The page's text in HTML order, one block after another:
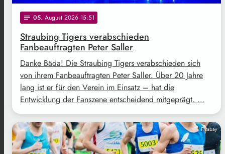
notes 05. August 2026 15:51
Straubing Tigers verabschieden
Fanbeauftragten Peter Saller
Danke Bäda! Die Straubing Tigers verabschieden sich
von ihrem Fanbeauftragten Peter Saller. Über 20 Jahre
lang ist er für den Verein im Einsatz – hat die
Entwicklung der Fanszene entscheidend mitgeprägt. …
Pixabay